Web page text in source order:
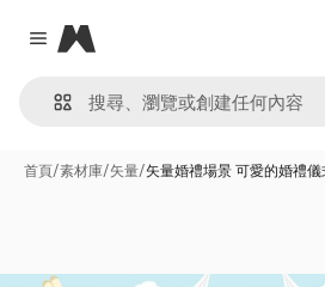
Close menu
Magnific
首頁/素材庫/矢量/矢量婚禮場景 可愛的婚禮